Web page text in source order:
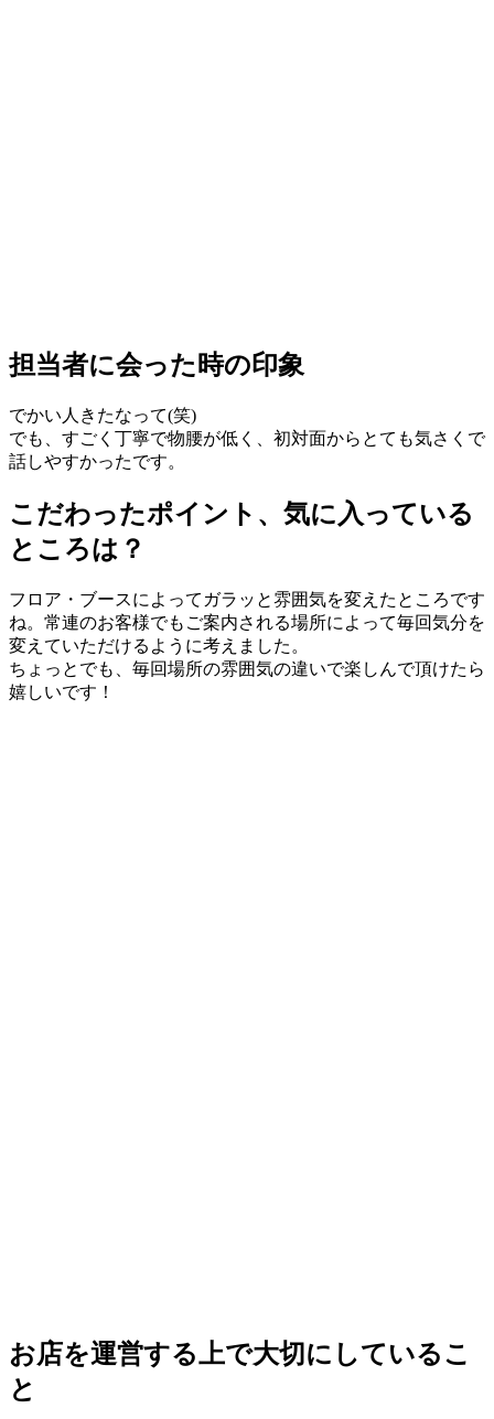
担当者に会った時の印象
でかい⼈きたなって(笑)
でも、すごく丁寧で物腰が低く、初対⾯からとても気さくで
話しやすかったです。
こだわったポイント、気に入っている
ところは？
フロア・ブースによってガラッと雰囲気を変えたところです
ね。常連のお客様でもご案内される場所によって毎回気分を
変えていただけるように考えました。
ちょっとでも、毎回場所の雰囲気の違いで楽しんで頂けたら
嬉しいです！
お店を運営する上で大切にしているこ
と